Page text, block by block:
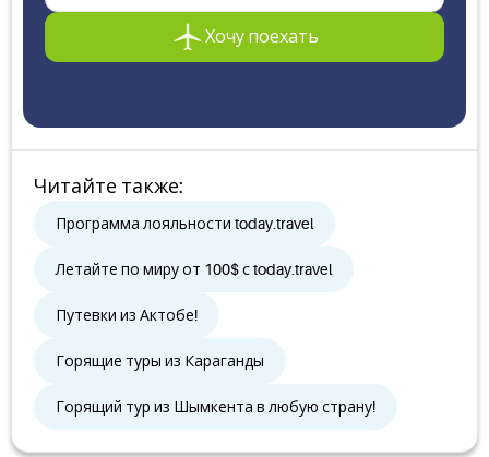
Хочу поехать
Читайте также:
Программа лояльности today.travel
Летайте по миру от 100$ с today.travel
Путевки из Актобе!
Горящие туры из Караганды
Горящий тур из Шымкента в любую страну!